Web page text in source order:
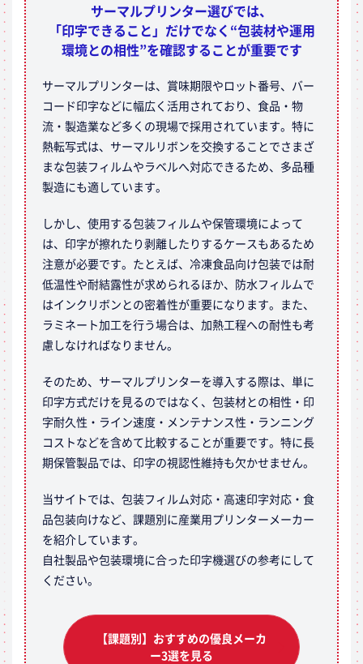
サーマルプリンター選びでは、
「印字できること」だけでなく“包装材や運用
環境との相性”を確認することが重要です
サーマルプリンターは、賞味期限やロット番号、バー
コード印字などに幅広く活用されており、食品・物
流・製造業など多くの現場で採用されています。特に
熱転写式は、サーマルリボンを交換することでさまざ
まな包装フィルムやラベルへ対応できるため、多品種
製造にも適しています。
しかし、使用する包装フィルムや保管環境によって
は、印字が擦れたり剥離したりするケースもあるため
注意が必要です。たとえば、冷凍食品向け包装では耐
低温性や耐結露性が求められるほか、防水フィルムで
はインクリボンとの密着性が重要になります。また、
ラミネート加工を行う場合は、加熱工程への耐性も考
慮しなければなりません。
そのため、サーマルプリンターを導入する際は、単に
印字方式だけを見るのではなく、包装材との相性・印
字耐久性・ライン速度・メンテナンス性・ランニング
コストなどを含めて比較することが重要です。特に長
期保管製品では、印字の視認性維持も欠かせません。
当サイトでは、包装フィルム対応・高速印字対応・食
品包装向けなど、課題別に産業用プリンターメーカー
を紹介しています。
自社製品や包装環境に合った印字機選びの参考にして
ください。
【課題別】おすすめの優良メーカ
ー3選を見る